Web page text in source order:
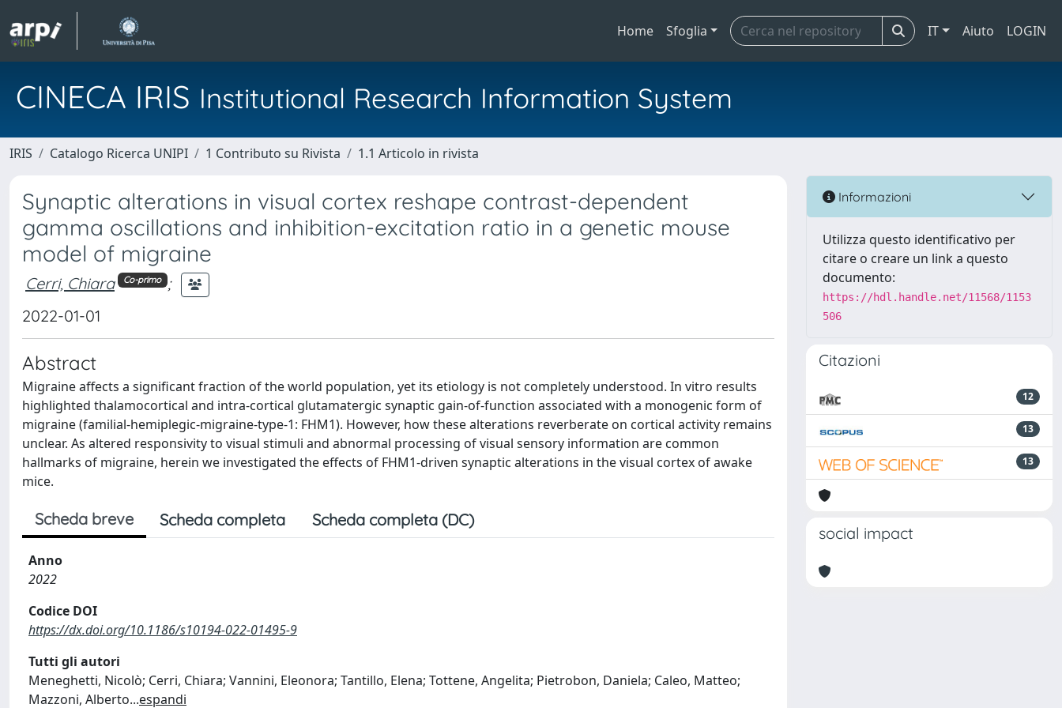
Home Sfoglia IT Aiuto LOGIN
CINECA IRIS Institutional Research Information System
IRIS Catalogo Ricerca UNIPI 1 Contributo su Rivista 1.1 Articolo in rivista
Synaptic alterations in visual cortex reshape contrast-dependent
gamma oscillations and inhibition-excitation ratio in a genetic mouse
model of migraine
Cerri, Chiara Co-primo ;
2022-01-01
Abstract
Migraine affects a significant fraction of the world population, yet its etiology is not completely understood. In vitro results
highlighted thalamocortical and intra-cortical glutamatergic synaptic gain-of-function associated with a monogenic form of
migraine (familial-hemiplegic-migraine-type-1: FHM1). However, how these alterations reverberate on cortical activity remains
unclear. As altered responsivity to visual stimuli and abnormal processing of visual sensory information are common
hallmarks of migraine, herein we investigated the effects of FHM1-driven synaptic alterations in the visual cortex of awake
mice.
Scheda breve Scheda completa Scheda completa (DC)
Anno
2022
Codice DOI
https://dx.doi.org/10.1186/s10194-022-01495-9
Tutti gli autori
Meneghetti, Nicolò; Cerri, Chiara; Vannini, Eleonora; Tantillo, Elena; Tottene, Angelita; Pietrobon, Daniela; Caleo, Matteo;
Mazzoni, Alberto...espandi
Informazioni
Utilizza questo identificativo per
citare o creare un link a questo
documento:
https://hdl.handle.net/11568/1153
506
Citazioni
12
13
13
social impact